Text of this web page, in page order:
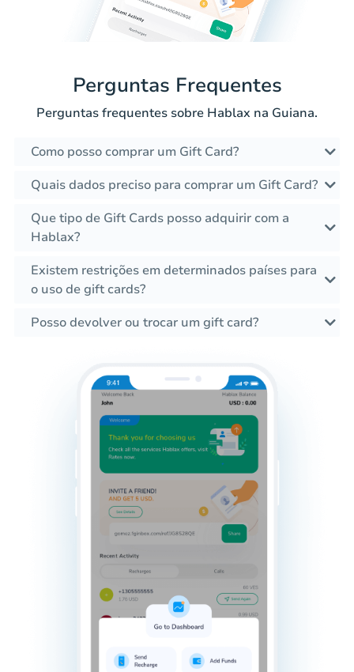
Perguntas Frequentes
Perguntas frequentes sobre Hablax na Guiana.
Como posso comprar um Gift Card?
Quais dados preciso para comprar um Gift Card?
Que tipo de Gift Cards posso adquirir com a
Hablax?
Existem restrições em determinados países para
o uso de gift cards?
Posso devolver ou trocar um gift card?